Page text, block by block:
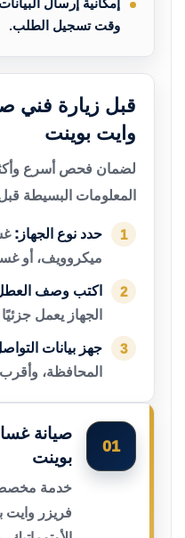
إمكانية إرسال
وقت تسجيل الطلب.
قبل زيارة فني
وايت بوينت
لضمان فحص أسرع
المعلومات البسيطة
1 حدد نوع الجهاز:
ميكروويف، أو
2 اكتب وصف
الجهاز يعمل
3 جهز بيانات
المحافظة،
01
صيانة
بوينت
خدمة
فريزر وايت